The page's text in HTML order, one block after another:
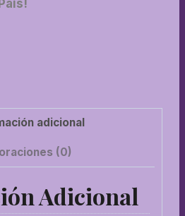
adicional
(0)
Adicional